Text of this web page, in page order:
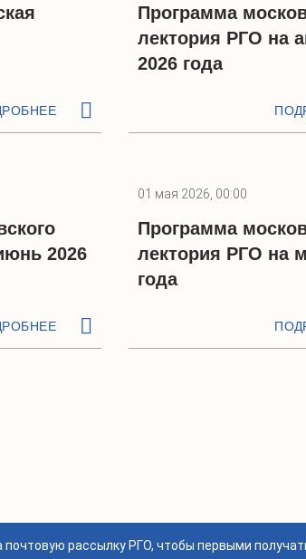
Программа
лектория РГО на
2026 года
2026
01 мая 2026, 00:00
Программа
лектория РГО на
года
почтовую рассылку РГО, чтобы первыми